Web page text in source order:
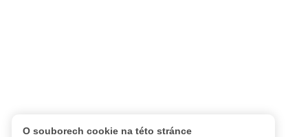
O souborech cookie na této stránce